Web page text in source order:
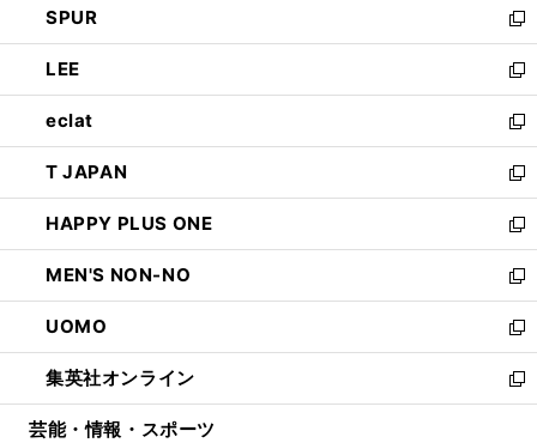
で
開
く
ド
ウ
で
開
く
ィ
ン
ド
ウ
で
開
く
い
ウ
ィ
ン
ド
ウ
で
開
く
SPUR
新
し
い
ウ
ィ
ン
ド
ウ
で
開
く
LEE
新
し
い
ウ
ィ
ン
ド
ウ
で
開
く
eclat
新
し
い
ウ
ィ
ン
ド
ウ
で
開
く
T JAPAN
新
し
い
ウ
ィ
ン
ド
ウ
で
開
HAPPY PLUS ONE
新
し
い
ウ
ィ
ン
ド
ウ
MEN'S NON-NO
新
し
い
ウ
ィ
ン
UOMO
新
し
い
ウ
集英社オンライン
新
し
芸能・情報・スポーツ